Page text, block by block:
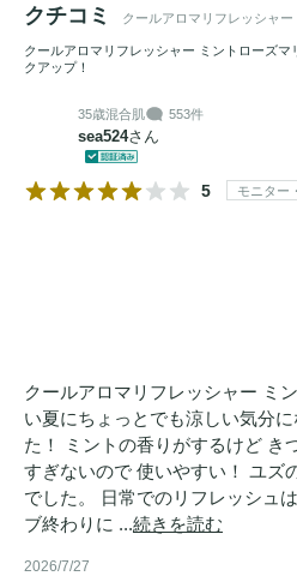
きを添えてくれます。
※2メントール（清涼成分）
[こんな方におすすめ]
・エアコンや紫外線による肌の
・制汗剤のにおいが苦手な方に
・蒸し暑い気分をリフレッシュ
クチコミ クールアロマリフレッシャ
クールアロマリフレッシャー ミントローズ
クアップ！
35歳混合肌 553件
sea524さん
5 モニター
クールアロマリフレッシャー ミ
い夏にちょっとでも涼しい気分
た！ ミントの香りがするけど き
すぎないので 使いやすい！ ユズ
でした。 日常でのリフレッシュ
ブ終わりに ...続きを読む
2026/7/27